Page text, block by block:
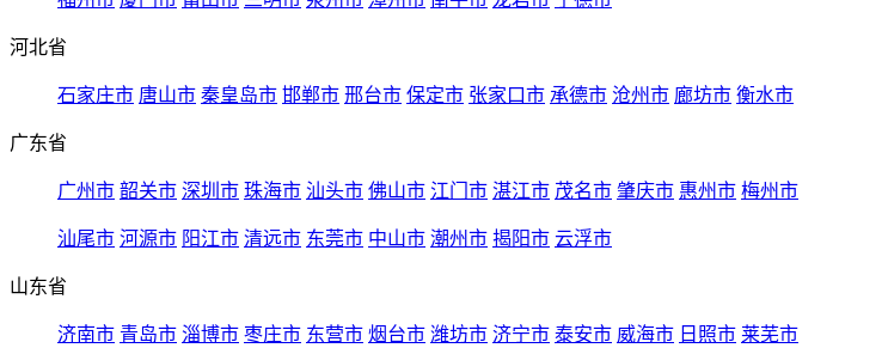
河北省
石家庄市 唐山市 秦皇岛市 邯郸市 邢台市 保定市 张家口市 承德市 沧州市 廊坊市 衡水市
广东省
广州市 韶关市 深圳市 珠海市 汕头市 佛山市 江门市 湛江市 茂名市 肇庆市 惠州市 梅州市
汕尾市 河源市 阳江市 清远市 东莞市 中山市 潮州市 揭阳市 云浮市
山东省
济南市 青岛市 淄博市 枣庄市 东营市 烟台市 潍坊市 济宁市 泰安市 威海市 日照市 莱芜市